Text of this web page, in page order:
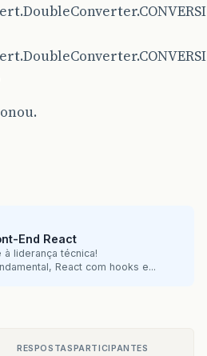
End React
liderança técnica!
React com hooks e...
RESPOSTASPARTICIPANTES